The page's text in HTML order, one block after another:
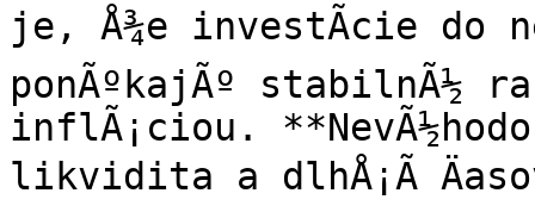
je, Å¾e investÃ­cie do
ponÃºkajÃº stabilnÃ½
inflÃ¡ciou.
likvidita a dlhÅ¡Ã­